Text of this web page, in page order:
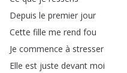
Depuis le premier jour
Cette fille me rend fou
Je commence à stresser
Elle est juste devant moi